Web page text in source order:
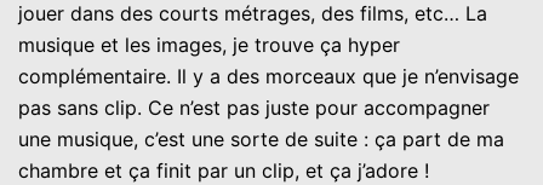
jouer dans des courts métrages, des films, etc… La
musique et les images, je trouve ça hyper
complémentaire. Il y a des morceaux que je n’envisage
pas sans clip. Ce n’est pas juste pour accompagner
une musique, c’est une sorte de suite : ça part de ma
chambre et ça finit par un clip, et ça j’adore !